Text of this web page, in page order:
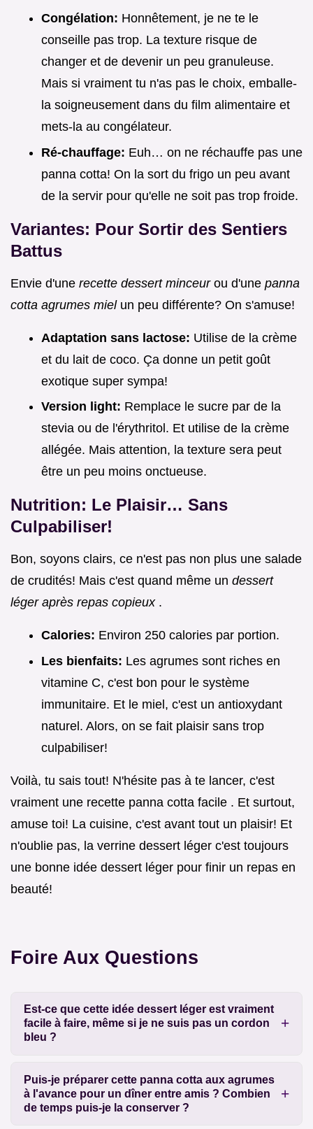
Congélation: Honnêtement, je ne te le
conseille pas trop. La texture risque de
changer et de devenir un peu granuleuse.
Mais si vraiment tu n'as pas le choix, emballe-
la soigneusement dans du film alimentaire et
mets-la au congélateur.
Ré-chauffage: Euh… on ne réchauffe pas une
panna cotta! On la sort du frigo un peu avant
de la servir pour qu'elle ne soit pas trop froide.
Variantes: Pour Sortir des Sentiers
Battus
Envie d'une recette dessert minceur ou d'une panna
cotta agrumes miel un peu différente? On s'amuse!
Adaptation sans lactose: Utilise de la crème
et du lait de coco. Ça donne un petit goût
exotique super sympa!
Version light: Remplace le sucre par de la
stevia ou de l'érythritol. Et utilise de la crème
allégée. Mais attention, la texture sera peut
être un peu moins onctueuse.
Nutrition: Le Plaisir… Sans
Culpabiliser!
Bon, soyons clairs, ce n'est pas non plus une salade
de crudités! Mais c'est quand même un dessert
léger après repas copieux .
Calories: Environ 250 calories par portion.
Les bienfaits: Les agrumes sont riches en
vitamine C, c'est bon pour le système
immunitaire. Et le miel, c'est un antioxydant
naturel. Alors, on se fait plaisir sans trop
culpabiliser!
Voilà, tu sais tout! N'hésite pas à te lancer, c'est
vraiment une recette panna cotta facile . Et surtout,
amuse toi! La cuisine, c'est avant tout un plaisir! Et
n'oublie pas, la verrine dessert léger c'est toujours
une bonne idée dessert léger pour finir un repas en
beauté!
Foire Aux Questions
Est-ce que cette idée dessert léger est vraiment
facile à faire, même si je ne suis pas un cordon
bleu ?
Puis-je préparer cette panna cotta aux agrumes
à l'avance pour un dîner entre amis ? Combien
de temps puis-je la conserver ?